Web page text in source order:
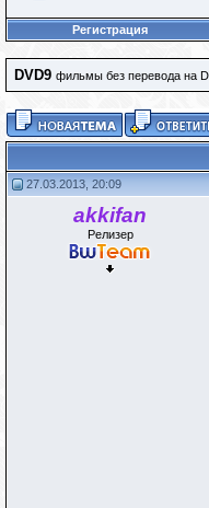
Регистрация
DVD9 фильмы без перевода на
27.03.2013, 20:09
akkifan
Релизер